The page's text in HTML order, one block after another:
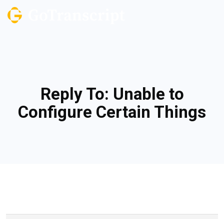
Reply To: Unable to
Configure Certain Things